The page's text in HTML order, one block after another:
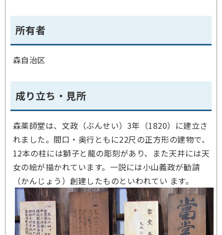
所有者
森自治区
成り立ち・見所
森薬師堂は、文政（ぶんせい）3年（1820）に建立さ
れました。間口・奥行ともに22尺の正方形の建物で、
12本の柱には獅子と龍の彫刻があり、また天井には天
女の絵が描かれています。一説には小山義政が勧請
（かんじょう）創建したものといわれてい ます。